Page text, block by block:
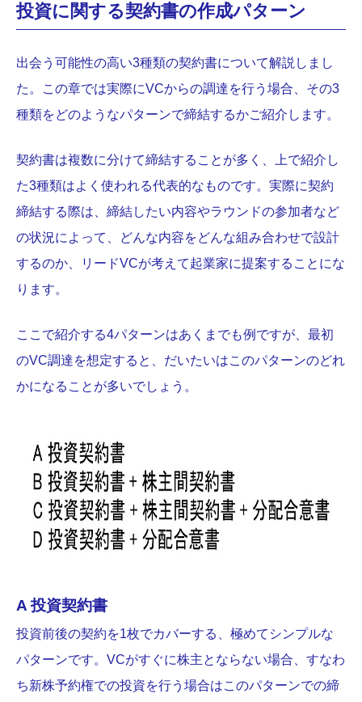
投資に関する契約書の作成パターン
出会う可能性の高い3種類の契約書について解説しまし
た。この章では実際にVCからの調達を行う場合、その3
種類をどのようなパターンで締結するかご紹介します。
契約書は複数に分けて締結することが多く、上で紹介し
た3種類はよく使われる代表的なものです。実際に契約
締結する際は、締結したい内容やラウンドの参加者など
の状況によって、どんな内容をどんな組み合わせで設計
するのか、リードVCが考えて起業家に提案することにな
ります。
ここで紹介する4パターンはあくまでも例ですが、最初
のVC調達を想定すると、だいたいはこのパターンのどれ
かになることが多いでしょう。
A 投資契約書
投資前後の契約を1枚でカバーする、極めてシンプルな
パターンです。VCがすぐに株主とならない場合、すなわ
ち新株予約権での投資を行う場合はこのパターンでの締